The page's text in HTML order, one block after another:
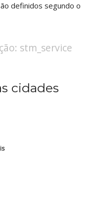
definidos segundo o
stm_service
cidades